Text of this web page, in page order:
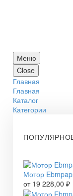
Меню
Close
Главная
Главная
Каталог
Категории
Мотор
от 19 228,00 ₽